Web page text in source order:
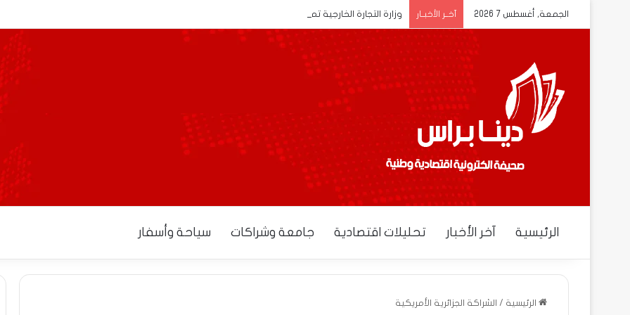
الجمعة, أغسطس 7 2026 آخــر الأخبــار وزارة التجارة الخارجية تمنح آجالاً إضافية للمصدرين لاستكمال إجراءات التوطين البنكي
الرئيسية آخر الأخبار تحليلات اقتصادية جامعة وشراكات سياحة وأسفار
الرئيسية / الشراكة الجزائرية الأمريكية